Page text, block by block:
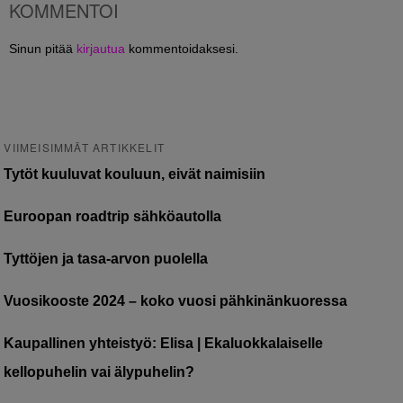
KOMMENTOI
Sinun pitää kirjautua kommentoidaksesi.
VIIMEISIMMÄT ARTIKKELIT
Tytöt kuuluvat kouluun, eivät naimisiin
Euroopan roadtrip sähköautolla
Tyttöjen ja tasa-arvon puolella
Vuosikooste 2024 – koko vuosi pähkinänkuoressa
Kaupallinen yhteistyö: Elisa | Ekaluokkalaiselle
kellopuhelin vai älypuhelin?